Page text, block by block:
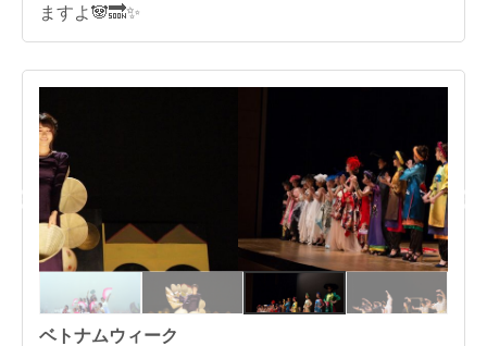
ますよ🐼🔜✨
ベトナムウィーク